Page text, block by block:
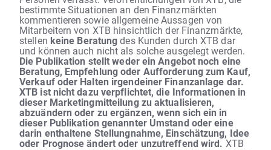
bestimmte Situationen an den Finanzmärkten
kommentieren sowie allgemeine Aussagen von
Mitarbeitern von XTB hinsichtlich der Finanzmärkte,
stellen keine Beratungdes Kunden durch XTB dar
und können auch nicht als solche ausgelegt werden.
Die Publikation stellt weder ein Angebot noch eine
Beratung, Empfehlung oder Aufforderung zum Kauf,
Verkauf oder Halten irgendeiner Finanzanlage dar.
XTB ist nicht dazu verpflichtet, die Informationen in
dieser Marketingmitteilung zu aktualisieren,
abzuändern oder zu ergänzen, wenn sich ein in
dieser Publikation genannter Umstand oder eine
darin enthaltene Stellungnahme, Einschätzung, Idee
oder Prognose ändert oder unzutreffend wird.XTB